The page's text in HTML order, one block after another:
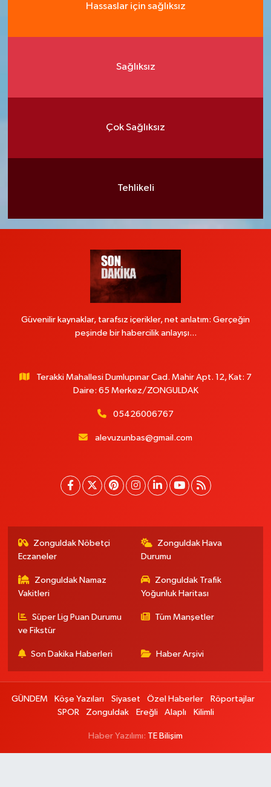
Hassaslar için sağlıksız
Sağlıksız
Çok Sağlıksız
Tehlikeli
Güvenilir kaynaklar, tarafsız içerikler, net anlatım: Gerçeğin
peşinde bir habercilik anlayışı...
Terakki Mahallesi Dumlupınar Cad. Mahir Apt. 12, Kat: 7
Daire: 65 Merkez/ZONGULDAK
05426006767
alevuzunbas@gmail.com
Zonguldak Nöbetçi
Eczaneler
Zonguldak Hava
Durumu
Zonguldak Namaz
Vakitleri
Zonguldak Trafik
Yoğunluk Haritası
Süper Lig Puan Durumu
ve Fikstür
Tüm Manşetler
Son Dakika Haberleri Haber Arşivi
GÜNDEM Köşe Yazıları Siyaset Özel Haberler
Röportajlar
SPOR
Zonguldak Ereğli Alaplı Kilimli
Haber Yazılımı: TE Bilişim